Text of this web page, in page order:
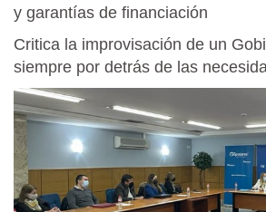
y garantías de financiación
Critica la improvisación de un
siempre por detrás de las